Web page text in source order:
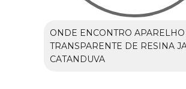
ONDE ENCONTRO APARELHO
TRANSPARENTE DE RESINA
CATANDUVA